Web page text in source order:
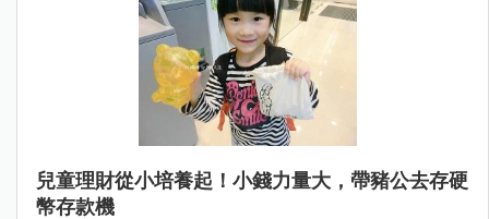
兒童理財從小培養起！小錢力量大，帶豬公去存硬
幣存款機